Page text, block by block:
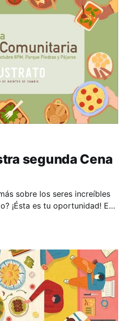
segunda Cena
sobre los seres increíbles
¡Ésta es tu oportunidad! En
¿Qué?: